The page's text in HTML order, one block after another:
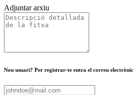
Adjuntar arxiu
Nou usuari? Per registrar-te entra el correu electrònic